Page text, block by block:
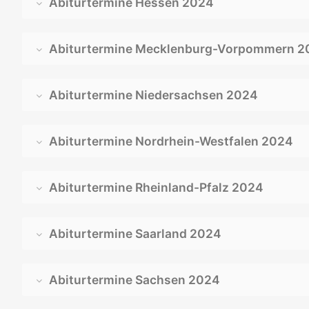
Abiturtermine Mecklenburg-Vorpommern
Abiturtermine Niedersachsen 2024
Abiturtermine Nordrhein-Westfalen 2024
Abiturtermine Rheinland-Pfalz 2024
Abiturtermine Saarland 2024
Abiturtermine Sachsen 2024